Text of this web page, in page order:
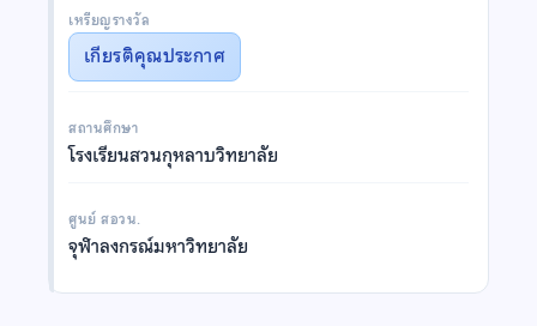
เหรียญรางวัล
เกียรติคุณประกาศ
สถานศึกษา
โรงเรียนสวนกุหลาบวิทยาลัย
ศูนย์ สอวน.
จุฬาลงกรณ์มหาวิทยาลัย